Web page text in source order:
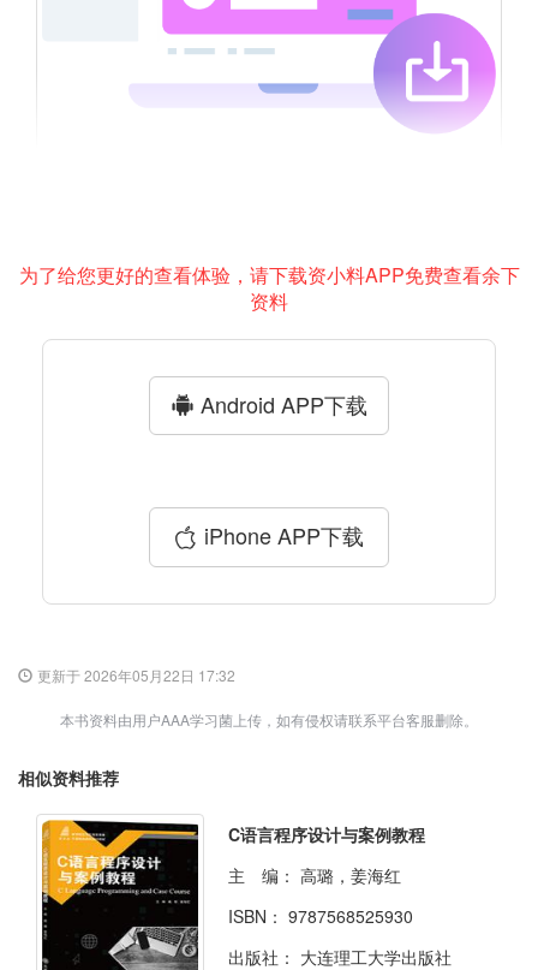
为了给您更好的查看体验，请下载资小料APP免费查看余下
资料
Android APP下载
iPhone APP下载
更新于 2026年05月22日 17:32
本书资料由用户AAA学习菌上传，如有侵权请联系平台客服删除。
相似资料推荐
C语言程序设计与案例教程
主 编： 高璐，姜海红
ISBN： 9787568525930
出版社： 大连理工大学出版社